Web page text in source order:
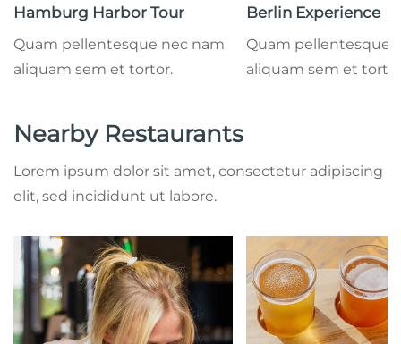
Hamburg Harbor Tour
Quam pellentesque nec nam
aliquam sem et tortor.
Berlin Experience
Quam pellentesque
aliquam sem et
Nearby Restaurants
Lorem ipsum dolor sit amet, consectetur adipiscing
elit, sed incididunt ut labore.